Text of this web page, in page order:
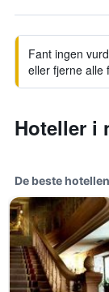
Fant ingen
eller fjerne alle
Hoteller i
De beste